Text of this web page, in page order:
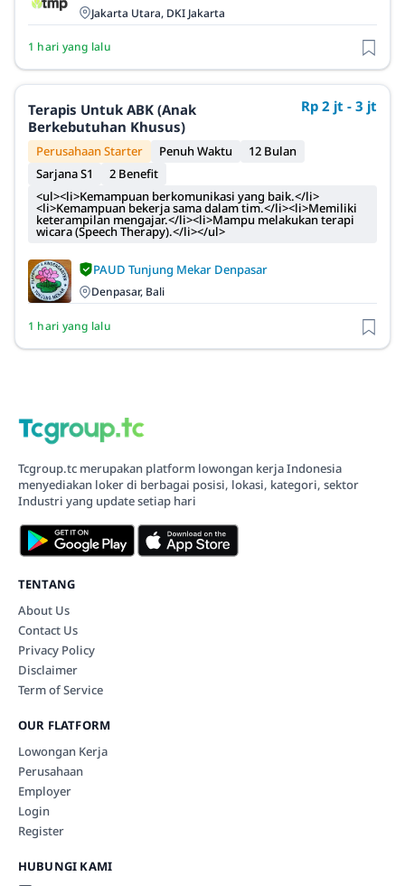
Jakarta Utara, DKI Jakarta
1 hari yang lalu
Terapis Untuk ABK (Anak
Berkebutuhan Khusus)
Rp 2 jt - 3 jt
Perusahaan Starter Penuh Waktu
12 Bulan
Sarjana S1
2 Benefit
<ul><li>Kemampuan berkomunikasi yang baik.</li>
<li>Kemampuan bekerja sama dalam tim.</li><li>Memiliki
keterampilan mengajar.</li><li>Mampu melakukan terapi
wicara (Speech Therapy).</li></ul>
PAUD Tunjung Mekar Denpasar
Denpasar, Bali
1 hari yang lalu
Tcgroup.tc merupakan platform lowongan kerja Indonesia
menyediakan loker di berbagai posisi, lokasi, kategori, sektor
Industri yang update setiap hari
TENTANG
About Us
Contact Us
Privacy Policy
Disclaimer
Term of Service
OUR FLATFORM
Lowongan Kerja
Perusahaan
Employer
Login
Register
HUBUNGI KAMI